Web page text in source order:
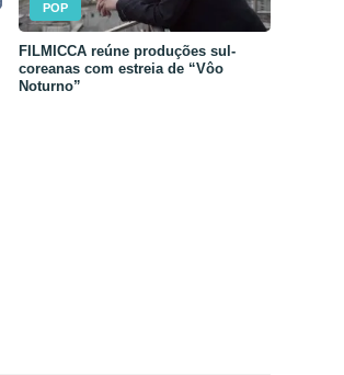
POP
FILMICCA reúne produções sul-
coreanas com estreia de “Vôo
Noturno”